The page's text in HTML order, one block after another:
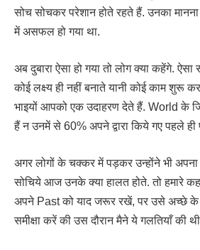
सोच सोचकर परेशान होते रहते हैं. उनका
में असफल हो गया था.
अब दुबारा ऐसा हो गया तो लोग क्या कहेंगे.
कोई लक्ष्य ही नहीं बनाते यानी कोई काम शुरू
भाइयों आपको एक उदाहरण देते हैं. World के
हैं न उनमें से 60% अपने द्वारा किये गए पहले
अगर लोगों के चक्कर में पड़कर उन्होंने भी अपना
सोचिये आज उनके क्या हालत होते. तो हमारे
अपने Past को याद जरूर रखें, पर उसे अच्छे के
समीक्षा करें की उस दौरान मैने ये गलतियाँ की